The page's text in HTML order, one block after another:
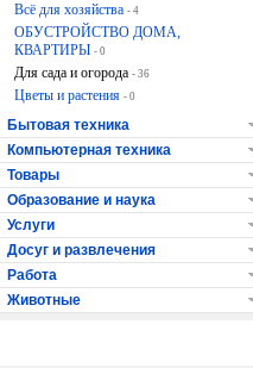
Всё для хозяйства - 4
ОБУСТРОЙСТВО ДОМА,
КВАРТИРЫ - 0
Для сада и огорода - 36
Цветы и растения - 0
Бытовая техника
Компьютерная техника
Товары
Образование и наука
Услуги
Досуг и развлечения
Работа
Животные